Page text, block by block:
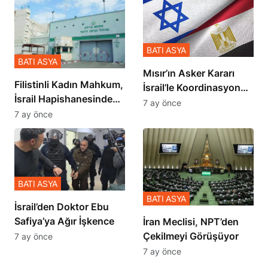
Filistinli Kadın Mahkum,
İsrail Hapishanesindeki
Zulmü Anlattı
BATI ASYA
7 ay önce
Mısır’ın Asker Kararı
İsrail’le Koordinasyon
İçinde Gerçekleşmiş
BATI ASYA
7 ay önce
İsrail’den Doktor Ebu
Safiya’ya Ağır İşkence
BATI ASYA
7 ay önce
İran Meclisi, NPT’den
Çekilmeyi Görüşüyor
BATI ASYA
7 ay önce